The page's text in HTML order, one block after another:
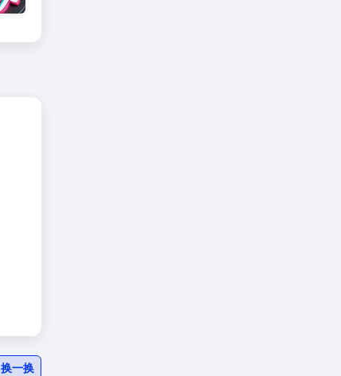
换一换